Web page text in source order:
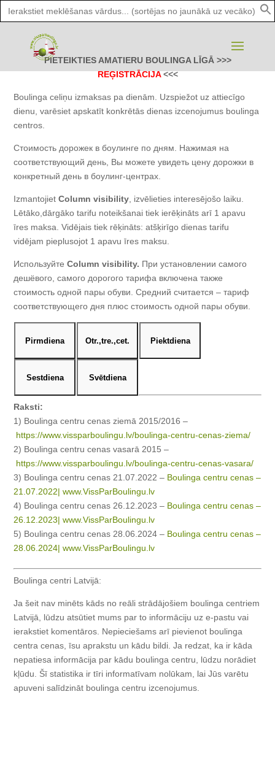
Search
for:
PIETEIKTIES AMATIERU BOULINGA LĪGĀ >>>
REĢISTRĀCIJA<<<
Boulinga celiņu izmaksas pa dienām. Uzspiežot uz attiecīgo
dienu, varēsiet apskatīt konkrētās dienas izcenojumus boulinga
centros.
Стоимость дорожек в боулинге по дням. Нажимая на
соответствующий день, Вы можете увидеть цену дорожки в
конкретный день в боулинг-центрах.
IzmantojietColumn visibility , izvēlieties interesējošo laiku.
Lētāko,dārgāko tarifu noteikšanai tiek ierēķināts arī 1 apavu
īres maksa. Vidējais tiek rēķināts: atšķirīgo dienas tarifu
vidējam pieplusojot 1 apavu īres maksu.
ИспользуйтеColumn visibility. При установлении самого
дешёвого, самого дорогого тарифа включена также
стоимость одной пары обуви. Средний считается – тариф
соответствующего дня плюс стоимость одной пары обуви.
Pirmdiena Otr.,tre.,cet. Piektdiena
Sestdiena Svētdiena
Raksti:
1) Boulinga centru cenas ziemā 2015/2016 –
https://www.vissparboulingu.lv/boulinga-centru-cenas-ziema/
2) Boulinga centru cenas vasarā 2015 –
https://www.vissparboulingu.lv/boulinga-centru-cenas-vasara/
3) Boulinga centru cenas 21.07.2022 – Boulinga centru cenas –
21.07.2022| www.VissParBoulingu.lv
4) Boulinga centru cenas 26.12.2023 – Boulinga centru cenas –
26.12.2023| www.VissParBoulingu.lv
5) Boulinga centru cenas 28.06.2024 – Boulinga centru cenas –
28.06.2024| www.VissParBoulingu.lv
Boulinga centri Latvijā:
Ja šeit nav minēts kāds no reāli strādājošiem boulinga centriem
Latvijā, lūdzu atsūtiet mums par to informāciju uz e-pastu vai
ierakstiet komentāros. Nepieciešams arī pievienot boulinga
centra cenas, īsu aprakstu un kādu bildi. Ja redzat, ka ir kāda
nepatiesa informācija par kādu boulinga centru, lūdzu norādiet
kļūdu. Šī statistika ir tīri informatīvam nolūkam, lai Jūs varētu
apuveni salīdzināt boulinga centru izcenojumus.